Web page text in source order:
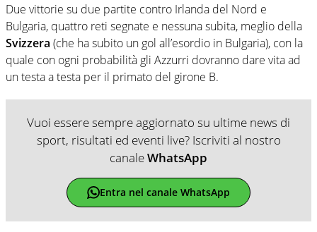
Due vittorie su due partite contro Irlanda del Nord e
Bulgaria, quattro reti segnate e nessuna subita, meglio della
Svizzera (che ha subito un gol all’esordio in Bulgaria), con la
quale con ogni probabilità gli Azzurri dovranno dare vita ad
un testa a testa per il primato del girone B.
Vuoi essere sempre aggiornato su ultime news di
sport, risultati ed eventi live? Iscriviti al nostro
canaleWhatsApp
Entra nel canale WhatsApp